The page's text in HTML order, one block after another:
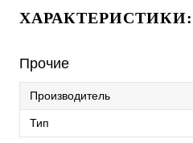
ХАРАКТЕРИСТИКИ:
Прочие
Производитель
Тип